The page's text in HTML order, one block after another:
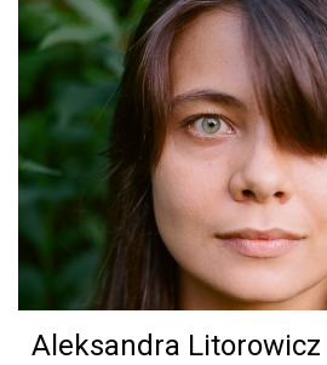
Aleksandra Litorowicz